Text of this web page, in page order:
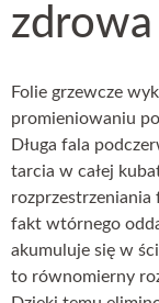
zdrowa
Folie grzewcze
promieniowaniu
Długa fala
tarcia w całej
rozprzestrzeniania
fakt wtórnego
akumuluje się w
to równomierny